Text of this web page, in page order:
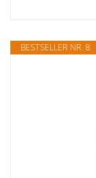
BESTSELLER NR. 8